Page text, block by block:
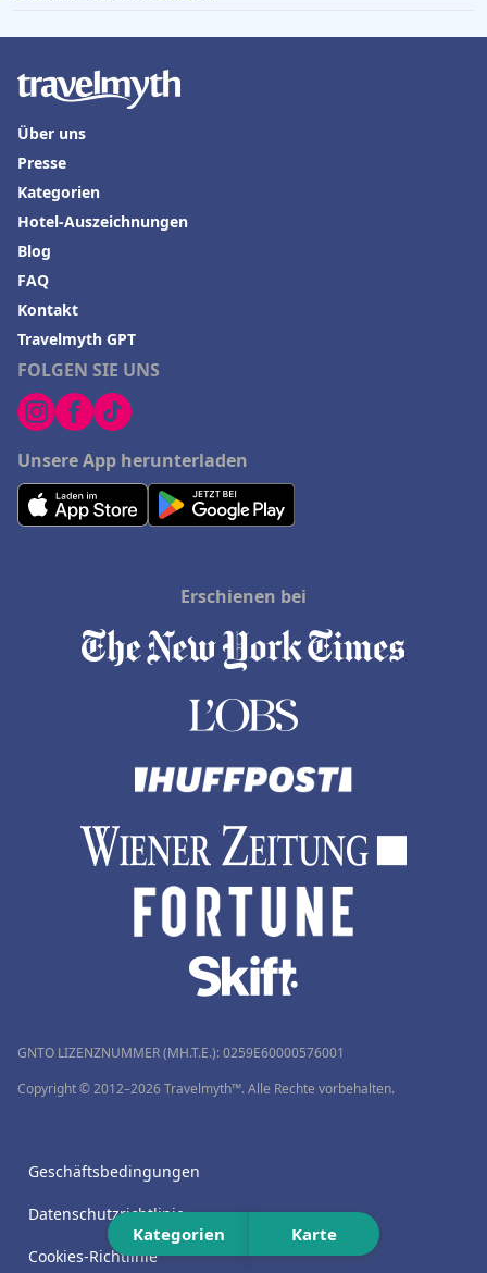
Kategorien Karte
FOLGEN SIE UNS
Unsere App herunterladen
Über uns
Presse
Kategorien
Hotel-Auszeichnungen
Blog
FAQ
Kontakt
Travelmyth GPT
Erschienen bei
GNTO LIZENZNUMMER (MH.T.E.): 0259Ε60000576001
Copyright © 2012–2026 Travelmyth™. Alle Rechte vorbehalten.
Geschäftsbedingungen
Datenschutzrichtlinie
Cookies-Richtlinie